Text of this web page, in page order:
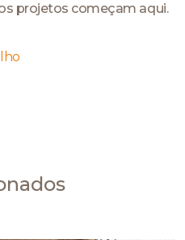
projetos começam aqui.